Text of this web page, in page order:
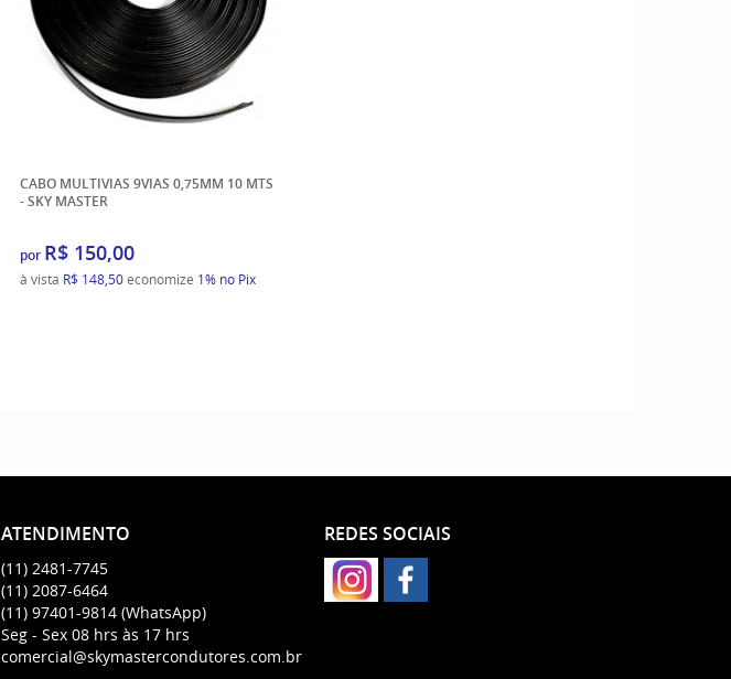
CABO MULTIVIAS 9VIAS 0,75MM 10 MTS
- SKY MASTER
por R$ 150,00
à vista R$ 148,50economize 1% no Pix
ATENDIMENTO
(11) 2481-7745
(11) 2087-6464
(11) 97401-9814 (WhatsApp)
Seg - Sex 08 hrs às 17 hrs
comercial@skymastercondutores.com.br
REDES SOCIAIS